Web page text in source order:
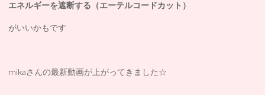
エネルギーを遮断する（エーテルコードカット）
がいいかもです
mikaさんの最新動画が上がってきました☆